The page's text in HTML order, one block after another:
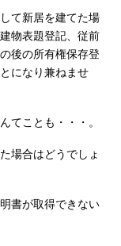
て新居を建てた場
物表題登記、従前
後の所有権保存登
になり兼ねませ
てことも・・・。
場合はどうでしょ
書が取得できない